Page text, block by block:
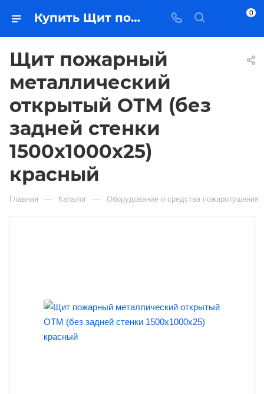
Купить Щит пожарный металлический открытый ОТМ (без задней стенки 1500х1000х25) красный в Якутске — цена, характеристики, подбор | Востоктехторг 0
Щит пожарный
металлический
открытый ОТМ (без
задней стенки
1500х1000х25)
красный
Главная — Каталог — Оборудование и средства пожаротушения